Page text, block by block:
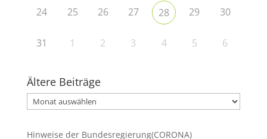
24 25 26 27 28 29 30
31 1 2 3 4 5 6
Ältere Beiträge
Ältere
Beiträge
Hinweise der Bundesregierung(CORONA)